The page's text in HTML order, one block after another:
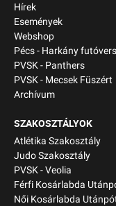
Hírek
Események
Webshop
Pécs - Harkány
PVSK - Panthers
PVSK - Mecsek Füszért
Archívum
SZAKOSZTÁLYOK
Atlétika Szakosztály
Judo Szakosztály
PVSK - Veolia
Férfi Kosárlabda
Női Kosárlabda